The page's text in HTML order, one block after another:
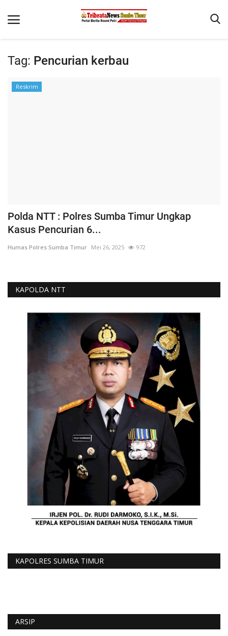
Terms & Conditions
Jurnal Kamtibmas
Tag: Pencurian kerbau
Reskrim
Polda NTT : Polres Sumba Timur Ungkap
Kasus Pencurian 6...
Humas Polres Sumba Timur Mei 26, 2025 972
KAPOLDA NTT
KAPOLRES SUMBA TIMUR
ARSIP